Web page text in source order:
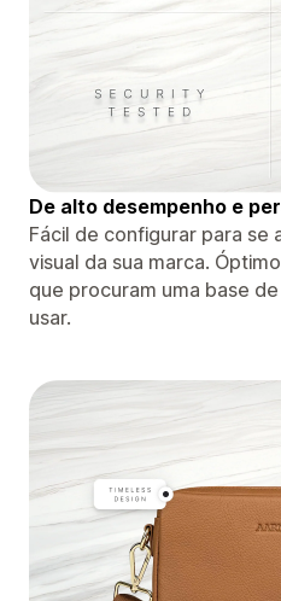
De alto desempenho e
Fácil de configurar para se
visual da sua marca.
que procuram uma base
usar.